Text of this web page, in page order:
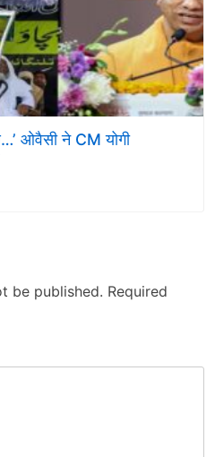
ओवैसी ने CM योगी
be published. Required